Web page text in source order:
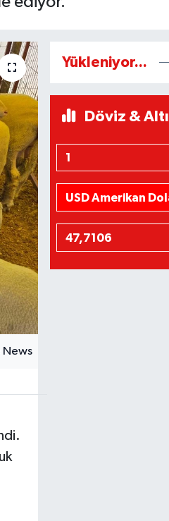
Yükleniyor...
Döviz &